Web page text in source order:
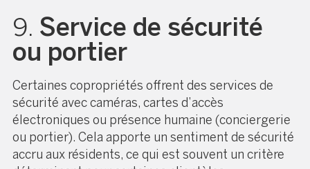
9. Service de sécurité
ou portier
Certaines copropriétés offrent des services de
sécurité avec caméras, cartes d’accès
électroniques ou présence humaine (conciergerie
ou portier). Cela apporte un sentiment de sécurité
accru aux résidents, ce qui est souvent un critère